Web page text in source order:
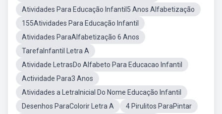
Atividades Para Educação Infantil5 Anos Alfabetização
155Atividades Para Educação Infantil
Atividades ParaAlfabetização 6 Anos
TarefaInfantil Letra A
Atividade LetrasDo Alfabeto Para Educacao Infantil
Actividade Para3 Anos
Atividades a LetraInicial Do Nome Educação Infantil
Desenhos ParaColorir Letra A
4 Pirulitos ParaPintar